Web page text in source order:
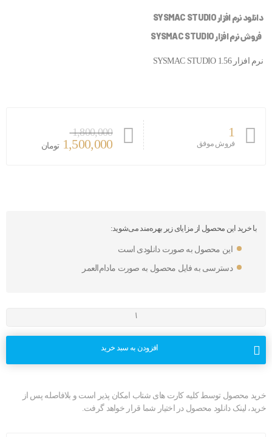
دانلود نرم افزار SYSMAC STUDIO
فروش نرم افزار SYSMAC STUDIO
نرم افزار SYSMAC STUDIO 1.56
1
فروش موفق
1,800,000
1,500,000 تومان
با خرید این محصول از مزایای زیر بهره‌مند می‌شوید:
این محصول به صورت دانلودی است
دسترسی به فایل محصول به صورت مادام‌العمر
افزودن به سبد خرید
خرید محصول توسط کلیه کارت های شتاب امکان پذیر است و بلافاصله پس از
خرید، لینک دانلود محصول در اختیار شما قرار خواهد گرفت.